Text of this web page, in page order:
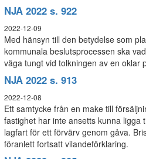
NJA 2022 s. 922
2022-12-09
Med hänsyn till den betydelse som
kommunala beslutsprocessen ska
väga tungt vid tolkningen av en oklar
NJA 2022 s. 913
2022-12-08
Ett samtycke från en make till
fastighet har inte ansetts kunna ligga
lagfart för ett förvärv genom gåva.
föranlett fortsatt vilandeförklaring.